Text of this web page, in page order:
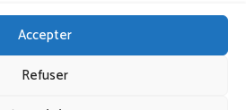
Accepter
Refuser
rejoindre